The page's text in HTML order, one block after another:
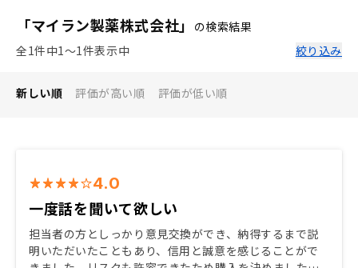
「マイラン製薬株式会社」
の検索結果
全1件中1〜1件表示中
絞り込み
新しい順 評価が高い順 評価が低い順
4.0
一度話を聞いて欲しい
担当者の方としっかり意見交換ができ、納得するまで説
明いただいたこともあり、信用と誠意を感じることがで